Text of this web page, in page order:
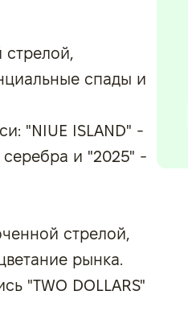
стрелой,
спады и
"NIUE ISLAND" -
серебра и "2025" -
стрелой,
рынка.
"TWO DOLLARS"